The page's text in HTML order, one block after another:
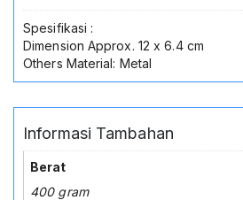
Spesifikasi :
Dimension Approx. 12 x 6.4 cm
Others Material: Metal
Informasi Tambahan
Berat
400 gram